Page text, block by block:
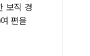
보직 경
편을